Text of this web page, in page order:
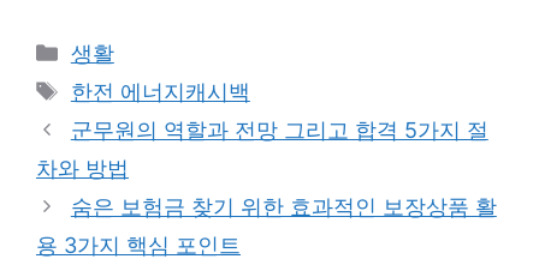
카
테
리
생활
태
그
한전 에너지캐시백
군무원의 역할과 전망 그리고 합격 5가지 절
차와 방법
숨은 보험금 찾기 위한 효과적인 보장상품 활
용 3가지 핵심 포인트